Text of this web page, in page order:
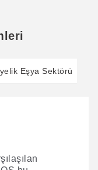
Eşya Sektörü